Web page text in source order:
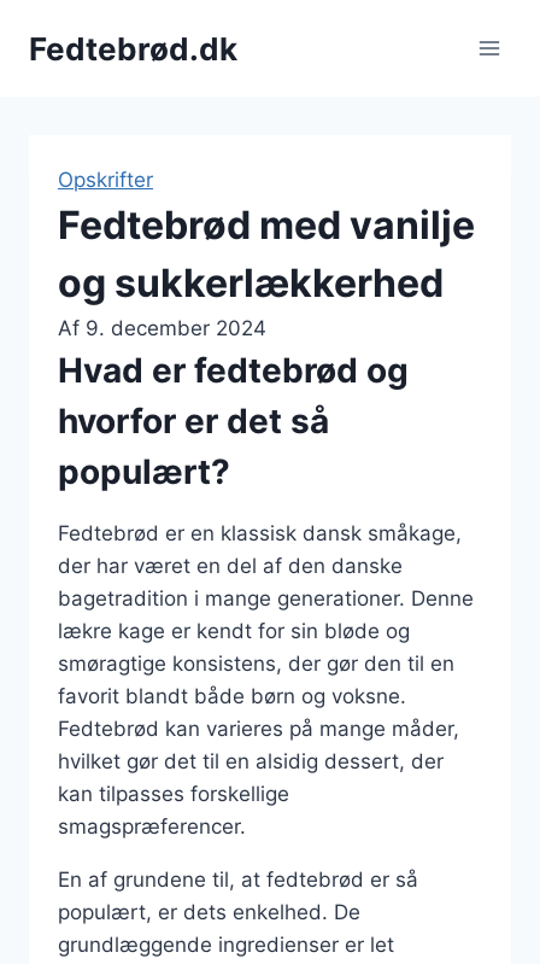
Fedtebrød.dk
Opskrifter
Fedtebrød med vanilje
og sukkerlækkerhed
Af 9. december 2024
Hvad er fedtebrød og
hvorfor er det så
populært?
Fedtebrød er en klassisk dansk småkage,
der har været en del af den danske
bagetradition i mange generationer. Denne
lækre kage er kendt for sin bløde og
smøragtige konsistens, der gør den til en
favorit blandt både børn og voksne.
Fedtebrød kan varieres på mange måder,
hvilket gør det til en alsidig dessert, der
kan tilpasses forskellige
smagspræferencer.
En af grundene til, at fedtebrød er så
populært, er dets enkelhed. De
grundlæggende ingredienser er let